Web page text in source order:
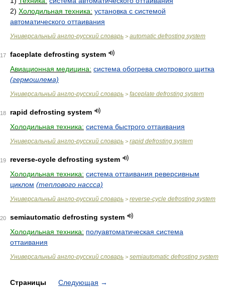
2) Холодильная техника: установка с системой
автоматического оттаивания
Универсальный англо-русский словарь > automatic defrosting system
17
faceplate defrosting system
Авиационная медицина: система обогрева смотрового щитка
(гермошлема)
Универсальный англо-русский словарь > faceplate defrosting system
18
rapid defrosting system
Холодильная техника: система быстрого оттаивания
Универсальный англо-русский словарь > rapid defrosting system
19
reverse-cycle defrosting system
Холодильная техника: система оттаивания реверсивным
циклом (теплового нассса)
Универсальный англо-русский словарь > reverse-cycle defrosting system
20
semiautomatic defrosting system
Холодильная техника: полуавтоматическая система
оттаивания
Универсальный англо-русский словарь > semiautomatic defrosting system
Страницы Следующая →